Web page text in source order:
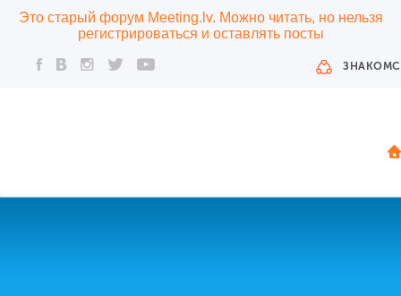
Это старый форум Meeting.lv. Можно читать, но нельзя
регистрироваться и оставлять посты